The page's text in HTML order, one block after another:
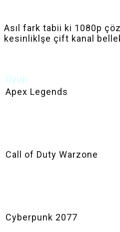
Asıl fark tabii ki 1080p
kesinliklşe çift kanal
Oyun
Apex Legends
Call of Duty Warzone
Cyberpunk 2077